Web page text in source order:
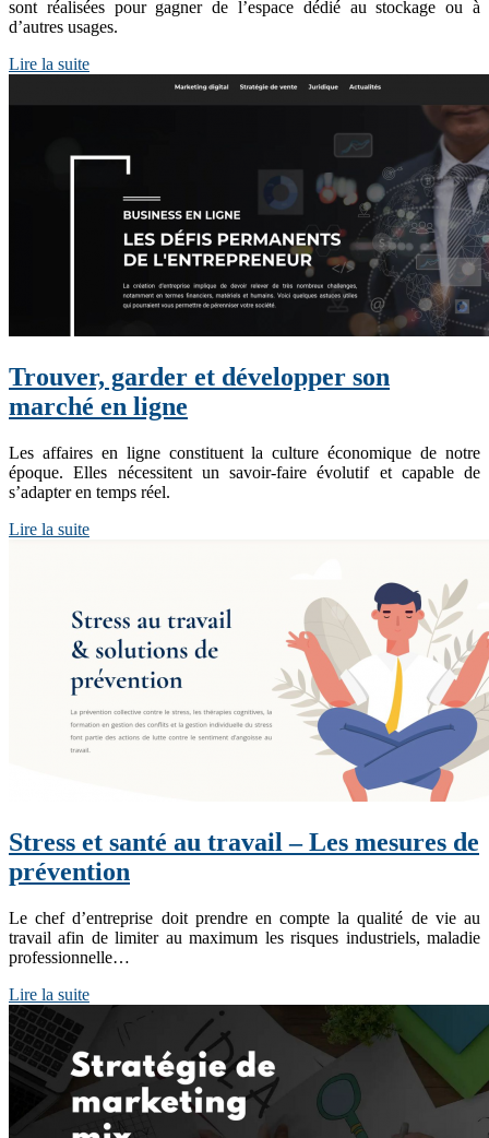
sont réalisées pour gagner de l’espace dédié au stockage ou à
d’autres usages.
Lire la suite
Trouver, garder et développer son
marché en ligne
Les affaires en ligne constituent la culture économique de notre
époque. Elles nécessitent un savoir-faire évolutif et capable de
s’adapter en temps réel.
Lire la suite
Stress et santé au travail – Les mesures de
prévention
Le chef d’entreprise doit prendre en compte la qualité de vie au
travail afin de limiter au maximum les risques industriels, maladie
professionnelle…
Lire la suite